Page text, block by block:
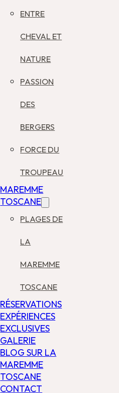
ENTRE
CHEVAL ET
NATURE
PASSION
DES
BERGERS
FORCE DU
TROUPEAU
MAREMME
TOSCANE
PLAGES DE
LA
MAREMME
TOSCANE
RÉSERVATIONS
EXPÉRIENCES
EXCLUSIVES
GALERIE
BLOG SUR LA
MAREMME
TOSCANE
CONTACT